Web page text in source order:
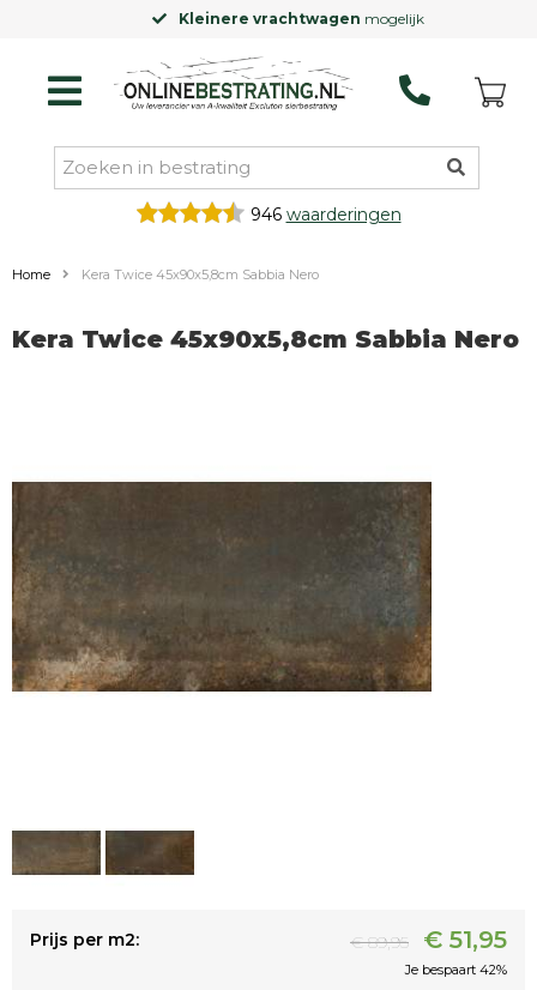
Kleinere vrachtwagenmogelijk
946 waarderingen
Home Kera Twice 45x90x5,8cm Sabbia Nero
Kera Twice 45x90x5,8cm Sabbia Nero
Prijs per m2: € 89,95 € 51,95
Je bespaart 42%